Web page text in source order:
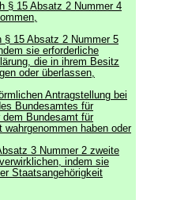
§ 15 Absatz 2 Nummer 4
15 Absatz 2 Nummer 5
sie erforderliche
die in ihrem Besitz
oder überlassen,
Antragstellung bei
Bundesamtes für
dem Bundesamt für
haben oder
3 Nummer 2 zweite
indem sie
Staatsangehörigkeit